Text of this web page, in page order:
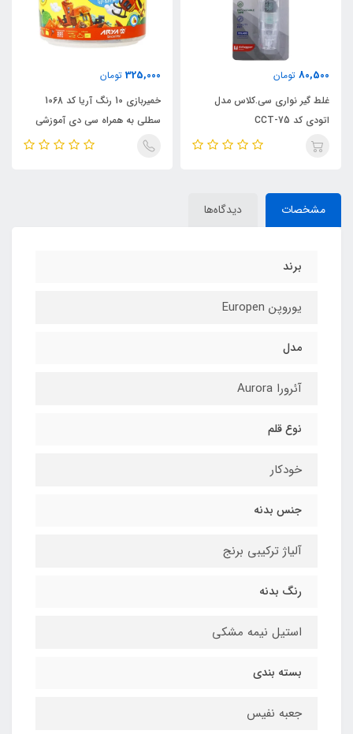
80,500 تومان
غلط گیر نواری سی.کلاس مدل
اتودی کد CCT-75
325,000 تومان
خمیربازی 10 رنگ آریا کد 1068
سطلی به همراه سی دی آموزشی
مشخصات دیدگاه‌ها
برند
یوروپن Europen
مدل
آئرورا Aurora
نوع قلم
خودکار
جنس بدنه
آلیاژ ترکیبی برنج
رنگ بدنه
استیل نیمه مشکی
بسته بندی
جعبه نفیس